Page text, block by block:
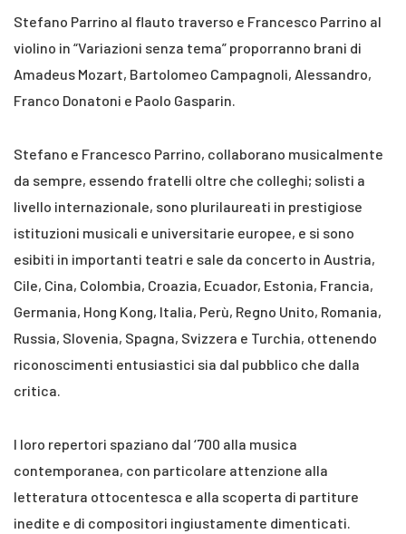
Stefano Parrino al flauto traverso e Francesco Parrino al
violino in “Variazioni senza tema” proporranno brani di
Amadeus Mozart, Bartolomeo Campagnoli, Alessandro,
Franco Donatoni e Paolo Gasparin.
Stefano e Francesco Parrino, collaborano musicalmente
da sempre, essendo fratelli oltre che colleghi; solisti a
livello internazionale, sono plurilaureati in prestigiose
istituzioni musicali e universitarie europee, e si sono
esibiti in importanti teatri e sale da concerto in Austria,
Cile, Cina, Colombia, Croazia, Ecuador, Estonia, Francia,
Germania, Hong Kong, Italia, Perù, Regno Unito, Romania,
Russia, Slovenia, Spagna, Svizzera e Turchia, ottenendo
riconoscimenti entusiastici sia dal pubblico che dalla
critica.
I loro repertori spaziano dal ‘700 alla musica
contemporanea, con particolare attenzione alla
letteratura ottocentesca e alla scoperta di partiture
inedite e di compositori ingiustamente dimenticati.